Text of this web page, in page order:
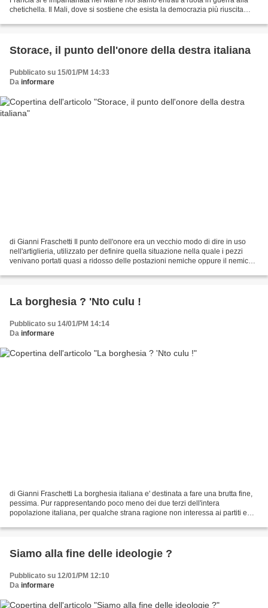
chetichella. Il Mali, dove si sostiene che esista la democrazia più riuscita
Storace, il punto dell'onore della destra italiana
Pubblicato su 15/01/PM 14:33
Da informare
di Gianni Fraschetti Il punto dell'onore era un vecchio modo di dire in uso
nell'artiglieria, utilizzato per definire quella situazione nella quale i pezzi
venivano portati quasi a ridosso delle postazioni nemiche oppure il nemico
La borghesia ? 'Nto culu !
Pubblicato su 14/01/PM 14:14
Da informare
di Gianni Fraschetti La borghesia italiana e' destinata a fare una brutta fine,
pessima. Pur rappresentando poco meno dei due terzi dell'intera
popolazione italiana, per qualche strana ragione non interessa ai partiti e
Siamo alla fine delle ideologie ?
Pubblicato su 12/01/PM 12:10
Da informare